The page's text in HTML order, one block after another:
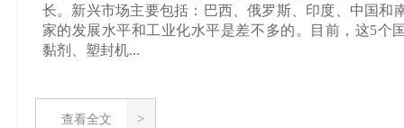
长。新兴市场主要包括：巴西、俄罗斯、印度、中国和
家的发展水平和工业化水平是差不多的。目前，这5个
黏剂、塑封机...
查看全文